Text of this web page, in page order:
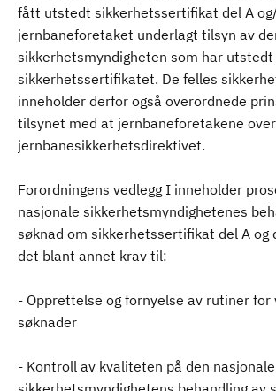
fått utstedt sikkerhetssertifikat del A
jernbaneforetaket underlagt tilsyn av
sikkerhetsmyndigheten som har utstedt
sikkerhetssertifikatet. De felles
inneholder derfor også overordnede
tilsynet med at jernbaneforetakene
jernbanesikkerhetsdirektivet.
Forordningens vedlegg I inneholder
nasjonale sikkerhetsmyndighetenes
søknad om sikkerhetssertifikat del A og
det blant annet krav til:
- Opprettelse og fornyelse av rutiner for
søknader
- Kontroll av kvaliteten på den nasjonale